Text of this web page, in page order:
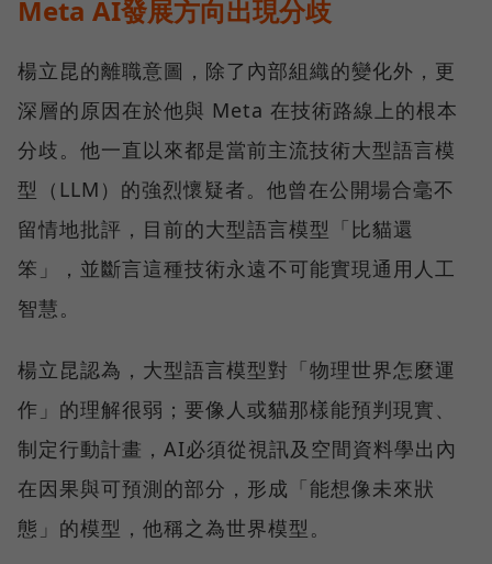
Meta AI發展方向出現分歧
楊立昆的離職意圖，除了內部組織的變化外，更
深層的原因在於他與 Meta 在技術路線上的根本
分歧。他一直以來都是當前主流技術大型語言模
型（LLM）的強烈懷疑者。他曾在公開場合毫不
留情地批評，目前的大型語言模型「比貓還
笨」，並斷言這種技術永遠不可能實現通用人工
智慧。
楊立昆認為，大型語言模型對「物理世界怎麼運
作」的理解很弱；要像人或貓那樣能預判現實、
制定行動計畫，AI必須從視訊及空間資料學出內
在因果與可預測的部分，形成「能想像未來狀
態」的模型，他稱之為世界模型。